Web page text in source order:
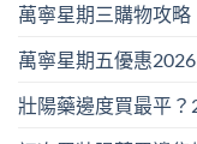
萬寧星期三購物攻略
萬寧星期五優惠
壯陽藥邊度買最平